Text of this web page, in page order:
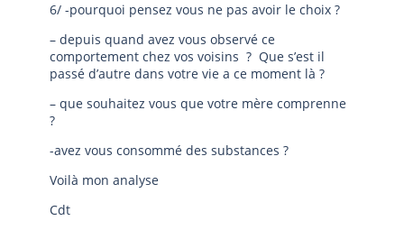
6/ -pourquoi pensez vous ne pas avoir le choix ?
– depuis quand avez vous observé ce
comportement chez vos voisins ? Que s’est il
passé d’autre dans votre vie a ce moment là ?
– que souhaitez vous que votre mère comprenne
?
-avez vous consommé des substances ?
Voilà mon analyse
Cdt